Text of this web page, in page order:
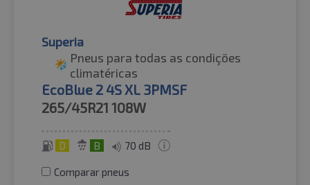
Superia
Pneus para todas as condições
climatéricas
EcoBlue 2 4S XL 3PMSF
265/45R21 108W
D B 70 dB
Comparar pneus